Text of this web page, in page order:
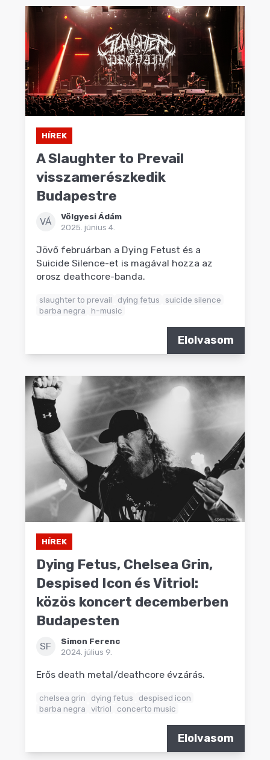
HÍREK
A Slaughter to Prevail
visszamerészkedik
Budapestre
VÁ
Völgyesi Ádám
2025. június 4.
Jövő februárban a Dying Fetust és a
Suicide Silence-et is magával hozza az
orosz deathcore-banda.
slaughter to prevail dying fetus
suicide silence
barba negra
h-music
Elolvasom
HÍREK
Dying Fetus, Chelsea Grin,
Despised Icon és Vitriol:
közös koncert decemberben
Budapesten
SF
Simon Ferenc
2024. július 9.
Erős death metal/deathcore évzárás.
chelsea grin dying fetus
despised icon
barba negra
vitriol concerto music
Elolvasom